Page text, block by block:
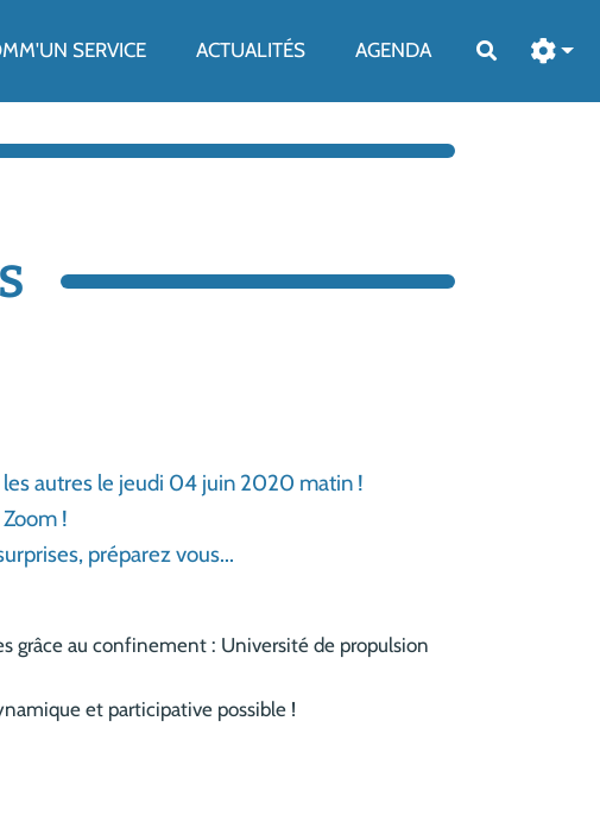
SERVICE ACTUALITÉS AGENDA Rechercher
autres le jeudi 04 juin 2020 matin !
!
préparez vous...
grâce au confinement : Université de propulsion
et participative possible !